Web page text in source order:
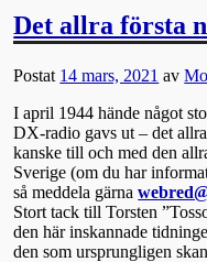
Det allra första
Postat 14 mars, 2021 av
I april 1944 hände något
DX-radio gavs ut – det
kanske till och med den
Sverige (om du har
så meddela gärna
Stort tack till Torsten
den här inskannade
den som ursprungligen